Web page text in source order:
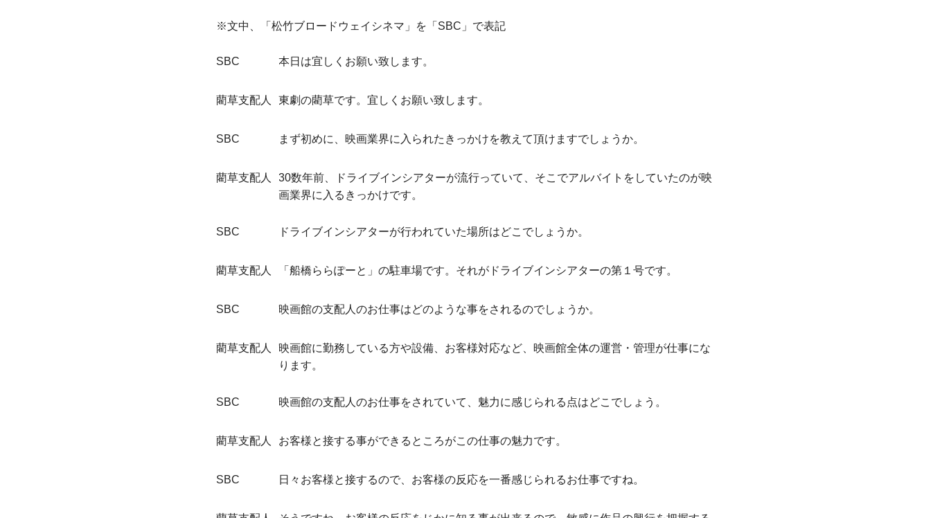
※文中、「松竹ブロードウェイシネマ」を「SBC」で表記
SBC 本日は宜しくお願い致します。
藺草支配人 東劇の藺草です。宜しくお願い致します。
SBC まず初めに、映画業界に入られたきっかけを教えて頂けますでしょうか。
藺草支配人
30数年前、ドライブインシアターが流行っていて、そこでアルバイトをしていたのが映
画業界に入るきっかけです。
SBC ドライブインシアターが行われていた場所はどこでしょうか。
藺草支配人 「船橋ららぽーと」の駐車場です。それがドライブインシアターの第１号です。
SBC 映画館の支配人のお仕事はどのような事をされるのでしょうか。
藺草支配人
映画館に勤務している方や設備、お客様対応など、映画館全体の運営・管理が仕事にな
ります。
SBC 映画館の支配人のお仕事をされていて、魅力に感じられる点はどこでしょう。
藺草支配人 お客様と接する事ができるところがこの仕事の魅力です。
SBC 日々お客様と接するので、お客様の反応を一番感じられるお仕事ですね。